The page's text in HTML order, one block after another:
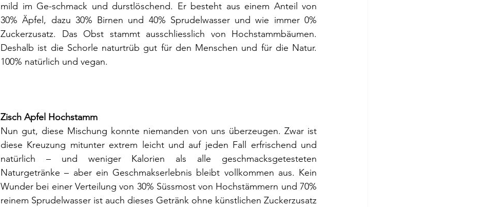
mild im Ge-schmack und durstlöschend. Er besteht aus einem Anteil von
30% Äpfel, dazu 30% Birnen und 40% Sprudelwasser und wie immer 0%
Zuckerzusatz. Das Obst stammt ausschliesslich von Hochstammbäumen.
Deshalb ist die Schorle naturtrüb gut für den Menschen und für die Natur.
100% natürlich und vegan.
Zisch Apfel Hochstamm
Nun gut, diese Mischung konnte niemanden von uns überzeugen. Zwar ist
diese Kreuzung mitunter extrem leicht und auf jeden Fall erfrischend und
natürlich – und weniger Kalorien als alle geschmacksgetesteten
Naturgetränke – aber ein Geschmakserlebnis bleibt vollkommen aus. Kein
Wunder bei einer Verteilung von 30% Süssmost von Hochstämmern und 70%
reinem Sprudelwasser ist auch dieses Getränk ohne künstlichen Zuckerzusatz